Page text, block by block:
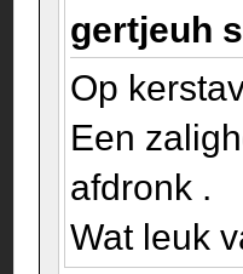
gertjeuh
Op
Een
afdronk .
Wat leuk